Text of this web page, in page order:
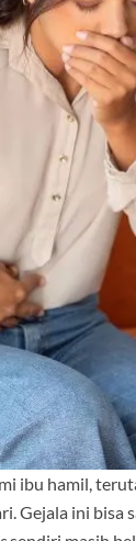
ibu hamil,
Gejala ini bisa